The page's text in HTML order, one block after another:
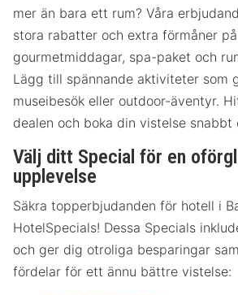
mer än bara ett rum? Våra
stora rabatter och extra förmåner på
gourmetmiddagar, spa-paket och
Lägg till spännande aktiviteter som
museibesök eller outdoor-äventyr.
dealen och boka din vistelse snabbt
Välj ditt Special för en
upplevelse
Säkra topperbjudanden för hotell i
HotelSpecials! Dessa Specials
och ger dig otroliga besparingar
fördelar för ett ännu bättre vistelse: